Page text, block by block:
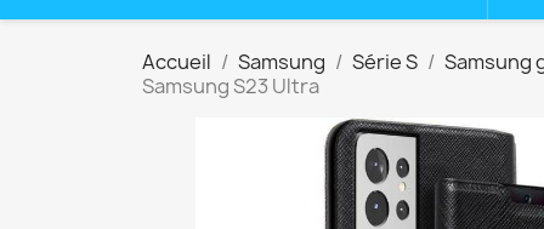
Accueil Samsung Série S
Samsung
Samsung S23 Ultra